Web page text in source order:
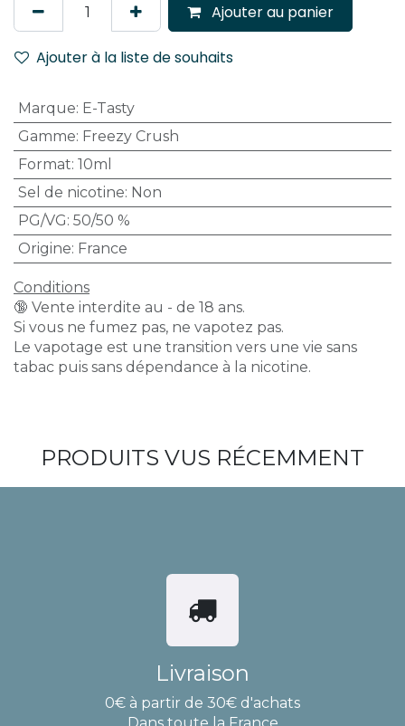
Ajouter au panier
Ajouter à la liste de souhaits
Marque: E-Tasty
Gamme: Freezy Crush
Format: 10ml
Sel de nicotine: Non
PG/VG: 50/50 %
Origine: France
Conditions
🔞 Vente interdite au - de 18 ans.
Si vous ne fumez pas, ne vapotez pas.
Le vapotage est une transition vers une vie sans
tabac puis sans dépendance à la nicotine.
PRODUITS VUS RÉCEMMENT
Livraison
0€ à partir de 30€ d'achats
Dans toute la France